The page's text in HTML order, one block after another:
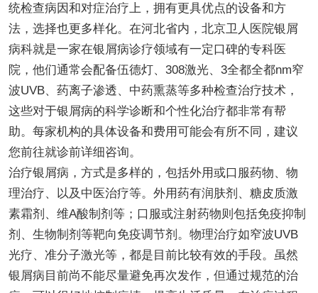
统检查病因和对症治疗上，拥有更具优点的设备和方
法，选择也更多样化。在河北省内，北京卫人医院银屑
病科就是一家在银屑病诊疗领域有一定口碑的专科医
院，他们通常会配备伍德灯、308激光、3全都全都nm窄
波UVB、药离子渗透、中药熏蒸等多种检查治疗技术，
这些对于银屑病的科学诊断和个性化治疗都非常有帮
助。每家机构的具体设备和费用可能会有所不同，建议
您前往就诊前详细咨询。
治疗银屑病，方式是多样的，包括外用或口服药物、物
理治疗、以及中医治疗等。外用药有润肤剂、糖皮质激
素霜剂、维A酸制剂等；口服或注射药物则包括免疫抑制
剂、生物制剂等靶向免疫调节剂。物理治疗如窄波UVB
光疗、准分子激光等，都是目前比较有效的手段。虽然
银屑病目前尚不能尽量避免再次发作，但通过规范的治